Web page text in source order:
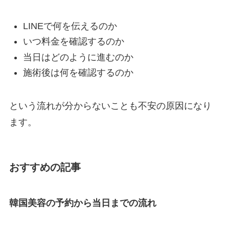
LINEで何を伝えるのか
いつ料金を確認するのか
当日はどのように進むのか
施術後は何を確認するのか
という流れが分からないことも不安の原因になり
ます。
おすすめの記事
韓国美容の予約から当日までの流れ